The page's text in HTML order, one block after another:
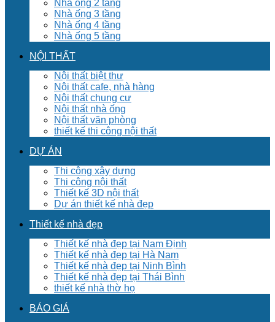
Nhà ống 2 tầng
Nhà ống 3 tầng
Nhà ống 4 tầng
Nhà ống 5 tầng
NỘI THẤT
Nội thất biệt thư
Nội thất cafe, nhà hàng
Nội thất chung cư
Nội thất nhà ống
Nội thất văn phòng
thiết kế thi công nội thất
DỰ ÁN
Thi công xây dựng
Thi công nội thất
Thiết kế 3D nội thất
Dự án thiết kế nhà đẹp
Thiết kế nhà đẹp
Thiết kế nhà đẹp tại Nam Định
Thiết kế nhà đẹp tại Hà Nam
Thiết kế nhà đẹp tại Ninh Bình
Thiết kế nhà đẹp tại Thái Bình
thiết kế nhà thờ họ
BÁO GIÁ